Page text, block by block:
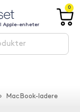
Apple-enheter
0
MacBook-ladere